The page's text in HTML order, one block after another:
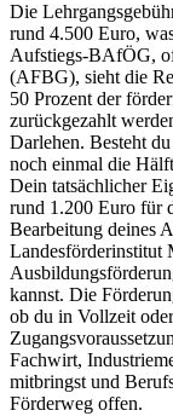
Die
rund 4.500 Euro,
Aufstiegs-BAfÖG,
(AFBG), sieht die
50 Prozent der
zurückgezahlt
Darlehen. Besteht
noch einmal die
Dein tatsächlicher
rund 1.200 Euro für
Bearbeitung deines
Landesförderinstitut
kannst. Die
ob du in Vollzeit
Fachwirt,
mitbringst und
Förderweg offen.